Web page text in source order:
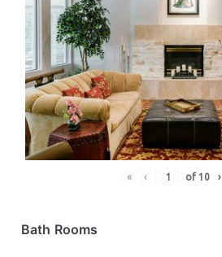
« ‹ of10 ›
Bath Rooms